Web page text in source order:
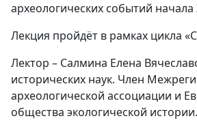
археологических событий начала
Лекция пройдёт в рамках цикла
Лектор – Салмина Елена
исторических наук. Член
археологической ассоциации и
общества экологической истории.